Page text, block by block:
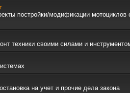
постройки/модификации мотоциклов
техники своими силами и
на учет и прочие дела закона